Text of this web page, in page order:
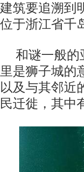
建筑要追溯到
位于浙江省千
和谜一般
里是狮子城
以及与其邻近
民迁徙，其中